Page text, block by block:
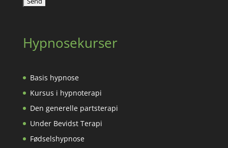
Hypnosekurser
Basis hypnose
Kursus i hypnoterapi
Den generelle partsterapi
Under Bevidst Terapi
Fødselshypnose